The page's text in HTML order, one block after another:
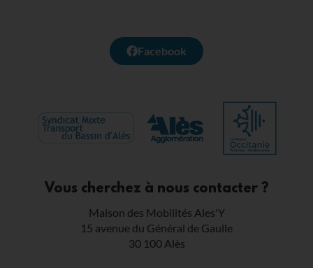
Facebook
Vous cherchez à nous contacter ?
Maison des Mobilités Ales'Y
15 avenue du Général de Gaulle
30 100 Alès